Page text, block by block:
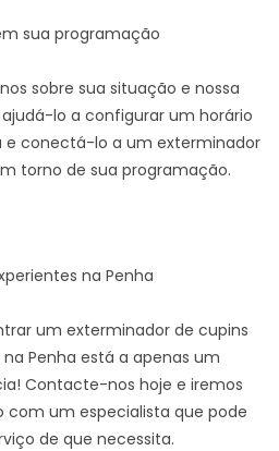
sua programação
sobre sua situação e nossa
lo a configurar um horário
e conectá-lo a um exterminador
torno de sua programação.
na Penha
um exterminador de cupins
Penha está a apenas um
Contacte-nos hoje e iremos
um especialista que pode
de que necessita.